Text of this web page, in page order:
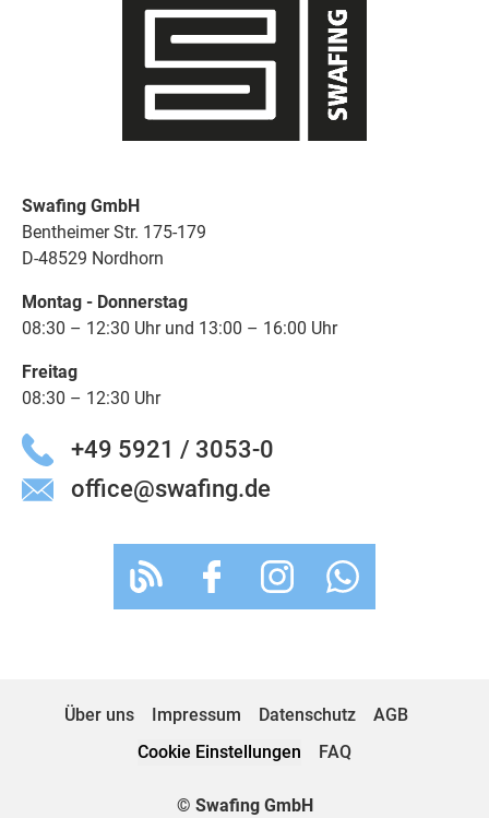
Swafing GmbH
Bentheimer Str. 175-179
D-48529 Nordhorn
Montag - Donnerstag
08:30 – 12:30 Uhr und 13:00 – 16:00 Uhr
Freitag
08:30 – 12:30 Uhr
+49 5921 / 3053-0
office@swafing.de
© Swafing GmbH
Über uns Impressum Datenschutz
AGB
Cookie Einstellungen
FAQ